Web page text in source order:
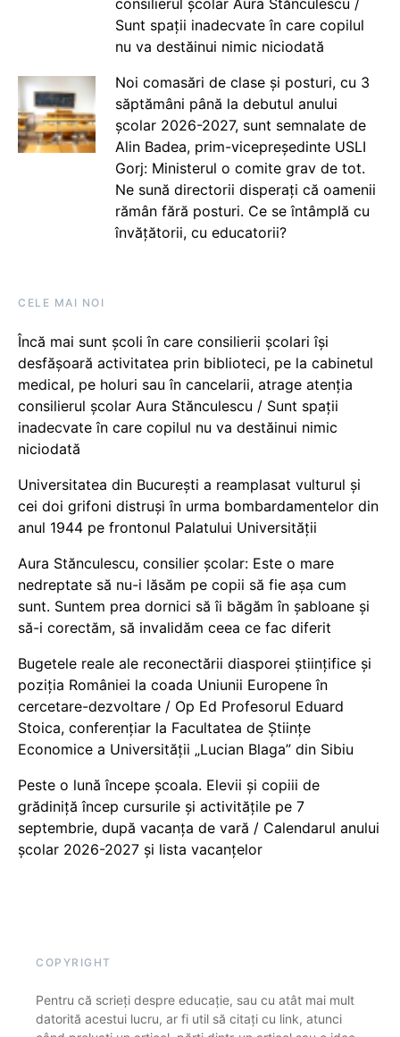
Sunt spații inadecvate în care copilul
nu va destăinui nimic niciodată
Noi comasări de clase și posturi, cu 3
săptămâni până la debutul anului
școlar 2026-2027, sunt semnalate de
Alin Badea, prim-vicepreședinte USLI
Gorj: Ministerul o comite grav de tot.
Ne sună directorii disperați că oamenii
rămân fără posturi. Ce se întâmplă cu
învățătorii, cu educatorii?
CELE MAI NOI
Încă mai sunt școli în care consilierii școlari își
desfășoară activitatea prin biblioteci, pe la cabinetul
medical, pe holuri sau în cancelarii, atrage atenția
consilierul școlar Aura Stănculescu / Sunt spații
inadecvate în care copilul nu va destăinui nimic
niciodată
Universitatea din București a reamplasat vulturul și
cei doi grifoni distruși în urma bombardamentelor din
anul 1944 pe frontonul Palatului Universității
Aura Stănculescu, consilier școlar: Este o mare
nedreptate să nu-i lăsăm pe copii să fie așa cum
sunt. Suntem prea dornici să îi băgăm în șabloane și
să-i corectăm, să invalidăm ceea ce fac diferit
Bugetele reale ale reconectării diasporei științifice și
poziția României la coada Uniunii Europene în
cercetare-dezvoltare / Op Ed Profesorul Eduard
Stoica, conferențiar la Facultatea de Științe
Economice a Universității „Lucian Blaga” din Sibiu
Peste o lună începe școala. Elevii și copiii de
grădiniță încep cursurile și activitățile pe 7
septembrie, după vacanța de vară / Calendarul anului
școlar 2026-2027 și lista vacanțelor
COPYRIGHT
Pentru că scrieți despre educație, sau cu atât mai mult
datorită acestui lucru, ar fi util să citați cu link, atunci